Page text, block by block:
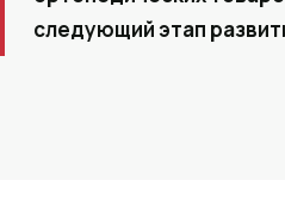
следующий этап